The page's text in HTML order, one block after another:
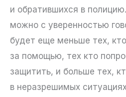
и обратившихся в
можно с уверенностью
будет еще меньше тех,
за помощью, тех кто
защитить, и больше тех,
в неразрешимых